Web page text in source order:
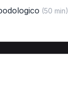
(50 min)